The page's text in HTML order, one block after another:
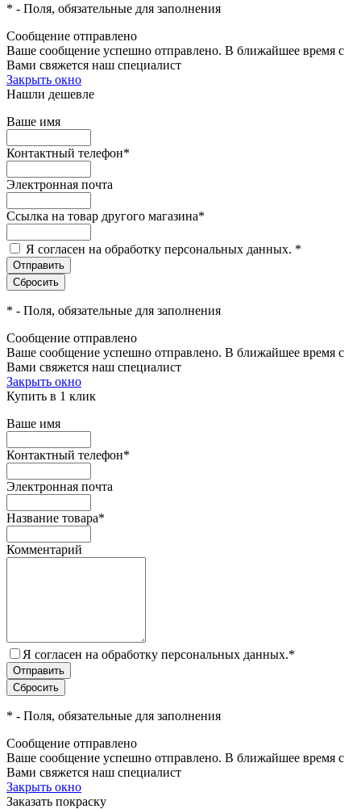
* - Поля, обязательные для заполнения
Сообщение отправлено
Ваше сообщение успешно отправлено. В ближайшее время с
Вами свяжется наш специалист
Закрыть окно
Нашли дешевле
Ваше имя
Контактный телефон*
Электронная почта
Ссылка на товар другого магазина*
Я согласен на обработку персональных данных. *
* - Поля, обязательные для заполнения
Сообщение отправлено
Ваше сообщение успешно отправлено. В ближайшее время с
Вами свяжется наш специалист
Закрыть окно
Купить в 1 клик
Ваше имя
Контактный телефон*
Электронная почта
Название товара*
Комментарий
Я согласен на обработку персональных данных.*
* - Поля, обязательные для заполнения
Сообщение отправлено
Ваше сообщение успешно отправлено. В ближайшее время с
Вами свяжется наш специалист
Закрыть окно
Заказать покраску